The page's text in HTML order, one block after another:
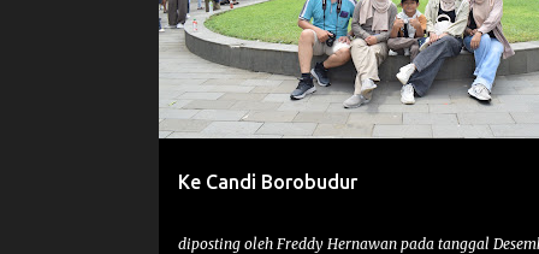
Ke Candi Borobudur
diposting oleh Freddy Hernawan pada tanggal